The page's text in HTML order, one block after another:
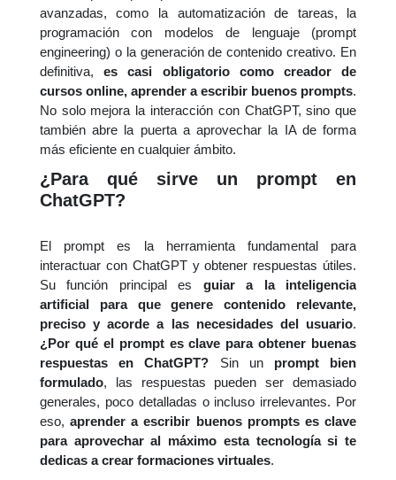
avanzadas, como la automatización de tareas, la
programación con modelos de lenguaje (prompt
engineering) o la generación de contenido creativo. En
definitiva,es casi obligatorio como creador de
cursos online, aprender a escribir buenos prompts.
No solo mejora la interacción con ChatGPT, sino que
también abre la puerta a aprovechar la IA de forma
más eficiente en cualquier ámbito.
¿Para qué sirve un prompt en
ChatGPT?
El prompt es la herramienta fundamental para
interactuar con ChatGPT y obtener respuestas útiles.
Su función principal es guiar a la inteligencia
artificial para que genere contenido relevante,
preciso y acorde a las necesidades del usuario.
¿Por qué el prompt es clave para obtener buenas
respuestas en ChatGPT? Sin un prompt bien
formulado, las respuestas pueden ser demasiado
generales, poco detalladas o incluso irrelevantes. Por
eso, aprender a escribir buenos prompts es clave
para aprovechar al máximo esta tecnología si te
dedicas a crear formaciones virtuales.